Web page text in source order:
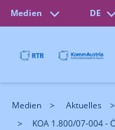
Medien DE
Medien Aktuelles
KOA 1.800/07-004 -